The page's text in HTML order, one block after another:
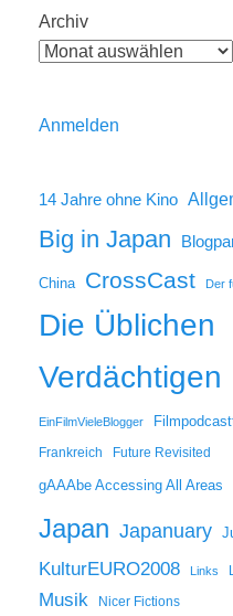
Archiv
Anmelden
14 Jahre ohne Kino
Big in Japan
China CrossCast Der
Die Üblichen
Verdächtigen
EinFilmVieleBlogger
Frankreich Future Revisited
gAAAbe Accessing All Areas
Japan Japanuary
KulturEURO2008 Links
Musik Nicer Fictions